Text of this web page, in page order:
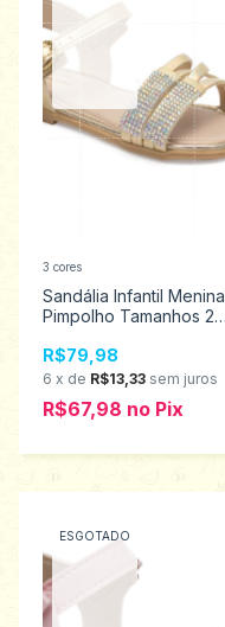
Sandália Infantil Menina
Pimpolho Tamanhos 22
R$79,98
6 x de R$13,33 sem juros
R$67,98 no Pix
3 cores
ESGOTADO